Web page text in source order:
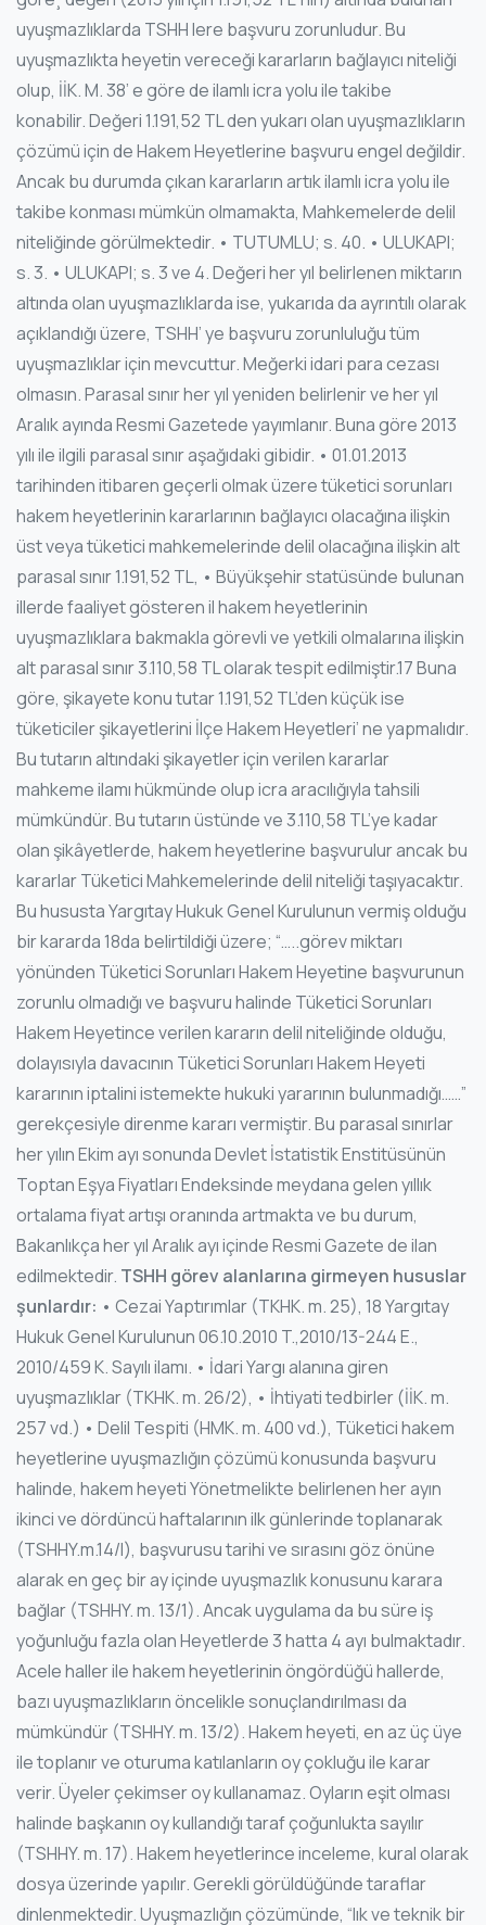
uyuşmazlıklarda TSHH lere başvuru zorunludur. Bu
uyuşmazlıkta heyetin vereceği kararların bağlayıcı niteliği
olup, İİK. M. 38’ e göre de ilamlı icra yolu ile takibe
konabilir. Değeri 1.191,52 TL den yukarı olan uyuşmazlıkların
çözümü için de Hakem Heyetlerine başvuru engel değildir.
Ancak bu durumda çıkan kararların artık ilamlı icra yolu ile
takibe konması mümkün olmamakta, Mahkemelerde delil
niteliğinde görülmektedir. • TUTUMLU; s. 40. • ULUKAPI;
s. 3. • ULUKAPI; s. 3 ve 4. Değeri her yıl belirlenen miktarın
altında olan uyuşmazlıklarda ise, yukarıda da ayrıntılı olarak
açıklandığı üzere, TSHH’ ye başvuru zorunluluğu tüm
uyuşmazlıklar için mevcuttur. Meğerki idari para cezası
olmasın. Parasal sınır her yıl yeniden belirlenir ve her yıl
Aralık ayında Resmi Gazetede yayımlanır. Buna göre 2013
yılı ile ilgili parasal sınır aşağıdaki gibidir. • 01.01.2013
tarihinden itibaren geçerli olmak üzere tüketici sorunları
hakem heyetlerinin kararlarının bağlayıcı olacağına ilişkin
üst veya tüketici mahkemelerinde delil olacağına ilişkin alt
parasal sınır 1.191,52 TL, • Büyükşehir statüsünde bulunan
illerde faaliyet gösteren il hakem heyetlerinin
uyuşmazlıklara bakmakla görevli ve yetkili olmalarına ilişkin
alt parasal sınır 3.110,58 TL olarak tespit edilmiştir.17 Buna
göre, şikayete konu tutar 1.191,52 TL’den küçük ise
tüketiciler şikayetlerini İlçe Hakem Heyetleri’ ne yapmalıdır.
Bu tutarın altındaki şikayetler için verilen kararlar
mahkeme ilamı hükmünde olup icra aracılığıyla tahsili
mümkündür. Bu tutarın üstünde ve 3.110,58 TL’ye kadar
olan şikâyetlerde, hakem heyetlerine başvurulur ancak bu
kararlar Tüketici Mahkemelerinde delil niteliği taşıyacaktır.
Bu hususta Yargıtay Hukuk Genel Kurulunun vermiş olduğu
bir kararda 18da belirtildiği üzere; “…..görev miktarı
yönünden Tüketici Sorunları Hakem Heyetine başvurunun
zorunlu olmadığı ve başvuru halinde Tüketici Sorunları
Hakem Heyetince verilen kararın delil niteliğinde olduğu,
dolayısıyla davacının Tüketici Sorunları Hakem Heyeti
kararının iptalini istemekte hukuki yararının bulunmadığı……”
gerekçesiyle direnme kararı vermiştir. Bu parasal sınırlar
her yılın Ekim ayı sonunda Devlet İstatistik Enstitüsünün
Toptan Eşya Fiyatları Endeksinde meydana gelen yıllık
ortalama fiyat artışı oranında artmakta ve bu durum,
Bakanlıkça her yıl Aralık ayı içinde Resmi Gazete de ilan
edilmektedir. TSHH görev alanlarına girmeyen hususlar
şunlardır: • Cezai Yaptırımlar (TKHK. m. 25), 18 Yargıtay
Hukuk Genel Kurulunun 06.10.2010 T.,2010/13-244 E.,
2010/459 K. Sayılı ilamı. • İdari Yargı alanına giren
uyuşmazlıklar (TKHK. m. 26/2), • İhtiyati tedbirler (İİK. m.
257 vd.) • Delil Tespiti (HMK. m. 400 vd.), Tüketici hakem
heyetlerine uyuşmazlığın çözümü konusunda başvuru
halinde, hakem heyeti Yönetmelikte belirlenen her ayın
ikinci ve dördüncü haftalarının ilk günlerinde toplanarak
(TSHHY.m.14/I), başvurusu tarihi ve sırasını göz önüne
alarak en geç bir ay içinde uyuşmazlık konusunu karara
bağlar (TSHHY. m. 13/1). Ancak uygulama da bu süre iş
yoğunluğu fazla olan Heyetlerde 3 hatta 4 ayı bulmaktadır.
Acele haller ile hakem heyetlerinin öngördüğü hallerde,
bazı uyuşmazlıkların öncelikle sonuçlandırılması da
mümkündür (TSHHY. m. 13/2). Hakem heyeti, en az üç üye
ile toplanır ve oturuma katılanların oy çokluğu ile karar
verir. Üyeler çekimser oy kullanamaz. Oyların eşit olması
halinde başkanın oy kullandığı taraf çoğunlukta sayılır
(TSHHY. m. 17). Hakem heyetlerince inceleme, kural olarak
dosya üzerinde yapılır. Gerekli görüldüğünde taraflar
dinlenmektedir. Uyuşmazlığın çözümünde, “lık ve teknik bir